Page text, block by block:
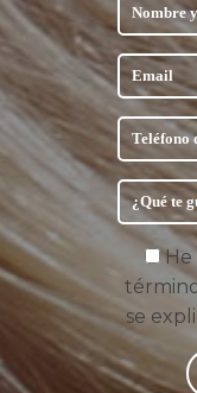
He
se